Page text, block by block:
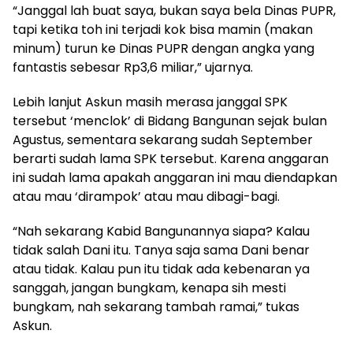
“Janggal lah buat saya, bukan saya bela Dinas PUPR,
tapi ketika toh ini terjadi kok bisa mamin (makan
minum) turun ke Dinas PUPR dengan angka yang
fantastis sebesar Rp3,6 miliar,” ujarnya.
Lebih lanjut Askun masih merasa janggal SPK
tersebut ‘menclok’ di Bidang Bangunan sejak bulan
Agustus, sementara sekarang sudah September
berarti sudah lama SPK tersebut. Karena anggaran
ini sudah lama apakah anggaran ini mau diendapkan
atau mau ‘dirampok’ atau mau dibagi-bagi.
“Nah sekarang Kabid Bangunannya siapa? Kalau
tidak salah Dani itu. Tanya saja sama Dani benar
atau tidak. Kalau pun itu tidak ada kebenaran ya
sanggah, jangan bungkam, kenapa sih mesti
bungkam, nah sekarang tambah ramai,” tukas
Askun.